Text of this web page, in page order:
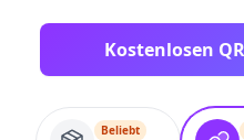
Kostenlosen
Beliebt